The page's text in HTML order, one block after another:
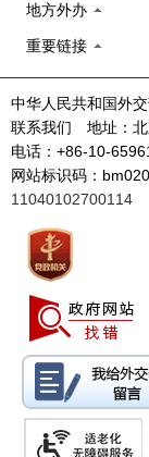
地方外办
重要链接
中华人民共和国外
联系我们 地址：
电话：+86-10-
网站标识码：
11040102700114